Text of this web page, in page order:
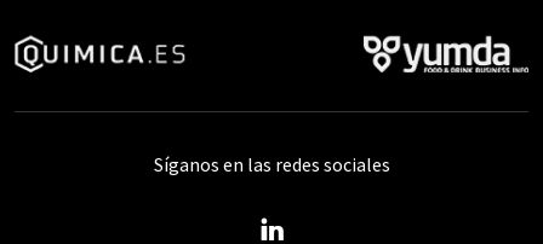
Síganos en las redes sociales